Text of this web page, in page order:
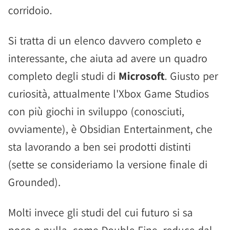
corridoio.
Si tratta di un elenco davvero completo e
interessante, che aiuta ad avere un quadro
completo degli studi di Microsoft. Giusto per
curiosità, attualmente l'Xbox Game Studios
con più giochi in sviluppo (conosciuti,
ovviamente), è Obsidian Entertainment, che
sta lavorando a ben sei prodotti distinti
(sette se consideriamo la versione finale di
Grounded).
Molti invece gli studi del cui futuro si sa